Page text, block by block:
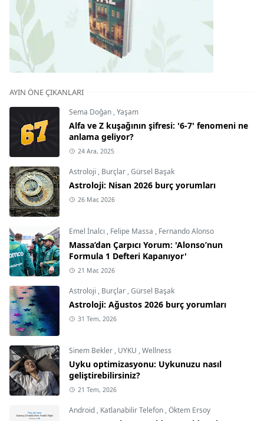
AYIN ÖNE ÇIKANLARI
Sema Doğan ,Yaşam
Alfa ve Z kuşağının şifresi: '6-7' fenomeni ne
anlama geliyor?
24 Ara, 2025
Astroloji , Burçlar ,Gürsel Başak
Astroloji: Nisan 2026 burç yorumları
26 Mar, 2026
Emel İnalcı , Felipe Massa , Fernando Alonso
Massa’dan Çarpıcı Yorum: 'Alonso’nun
Formula 1 Defteri Kapanıyor'
21 Mar, 2026
Astroloji , Burçlar ,Gürsel Başak
Astroloji: Ağustos 2026 burç yorumları
31 Tem, 2026
Sinem Bekler , UYKU ,Wellness
Uyku optimizasyonu: Uykunuzu nasıl
geliştirebilirsiniz?
21 Tem, 2026
Android , Katlanabilir Telefon ,Öktem Ersoy